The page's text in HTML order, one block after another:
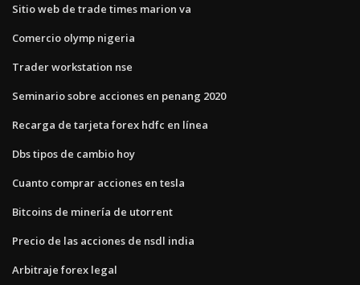
Sitio web de trade times marion va
Comercio olymp nigeria
Trader workstation nse
Seminario sobre acciones en penang 2020
Recarga de tarjeta forex hdfc en línea
Dbs tipos de cambio hoy
Cuanto comprar acciones en tesla
Bitcoins de minería de utorrent
Precio de las acciones de nsdl india
Arbitraje forex legal